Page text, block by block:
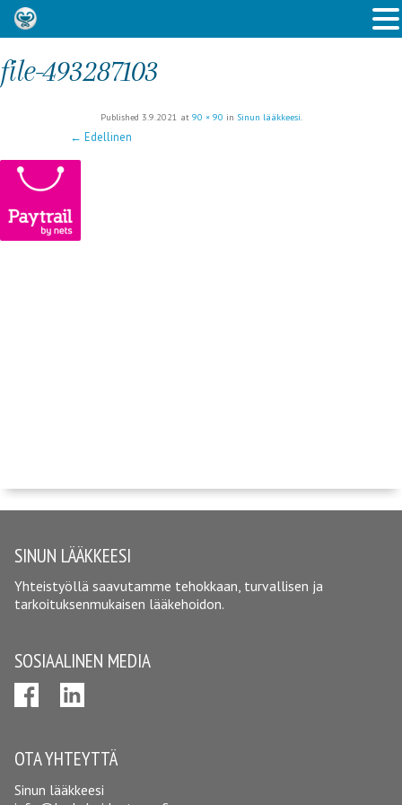
file-493287103
Published 3.9.2021 at 90 × 90 in Sinun lääkkeesi
← Edellinen
SINUN LÄÄKKEESI
Yhteistyöllä saavutamme tehokkaan, turvallisen ja
tarkoituksenmukaisen lääkehoidon.
SOSIAALINEN MEDIA
OTA YHTEYTTÄ
Sinun lääkkeesi